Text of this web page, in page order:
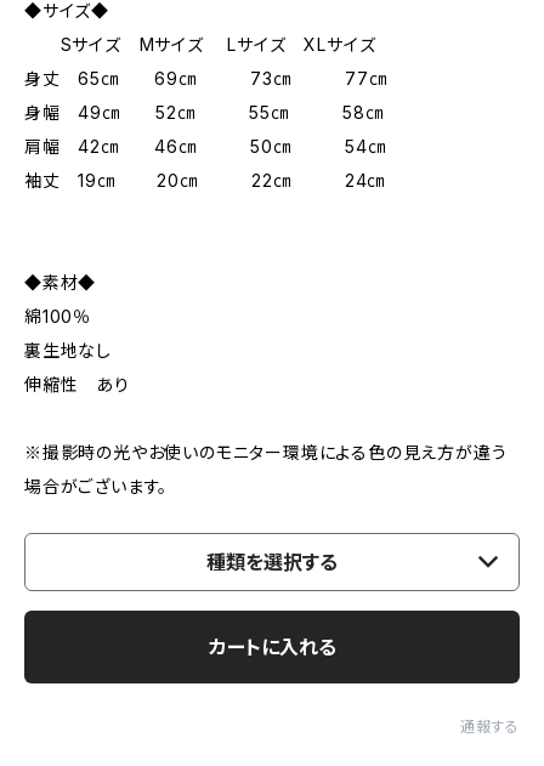
◆サイズ◆
Sサイズ Mサイズ Lサイズ XLサイズ
身丈 65㎝ 69㎝ 73㎝ 77㎝
身幅 49㎝ 52㎝ 55㎝ 58㎝
肩幅 42㎝ 46㎝ 50㎝ 54㎝
袖丈 19㎝ 20㎝ 22㎝ 24㎝
◆素材◆
綿100％
裏生地なし
伸縮性 あり
※撮影時の光やお使いのモニター環境による色の見え方が違う
場合がございます。
種類を選択する
カートに入れる
通報する